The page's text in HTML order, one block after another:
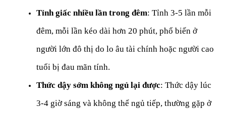
Tỉnh giấc nhiều lần trong đêm: Tỉnh 3-5 lần mỗi
đêm, mỗi lần kéo dài hơn 20 phút, phổ biến ở
người lớn đô thị do lo âu tài chính hoặc người cao
tuổi bị đau mãn tính.
Thức dậy sớm không ngủ lại được: Thức dậy lúc
3-4 giờ sáng và không thể ngủ tiếp, thường gặp ở